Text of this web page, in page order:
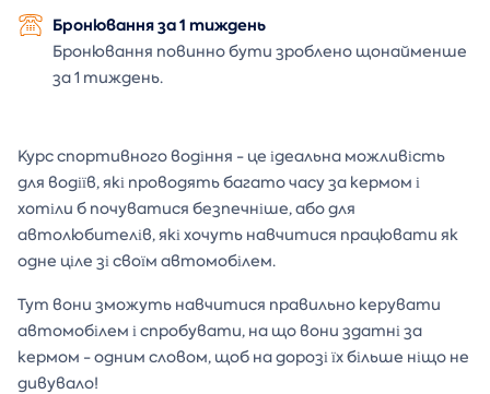
Бронювання за 1 тиждень
Бронювання повинно бути зроблено щонайменше
за 1 тиждень.
Курс спортивного водіння - це ідеальна можливість
для водіїв, які проводять багато часу за кермом і
хотіли б почуватися безпечніше, або для
автолюбителів, які хочуть навчитися працювати як
одне ціле зі своїм автомобілем.
Тут вони зможуть навчитися правильно керувати
автомобілем і спробувати, на що вони здатні за
кермом - одним словом, щоб на дорозі їх більше ніщо не
дивувало!